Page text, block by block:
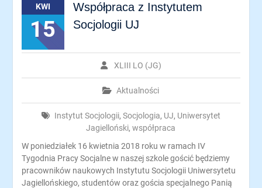
KWI
15
Współpraca z Instytutem
Socjologii UJ
XLIII LO (JG)
Aktualności
Instytut Socjologii, Socjologia, UJ, Uniwersytet
Jagielloński,współpraca
W poniedziałek 16 kwietnia 2018 roku w ramach IV
Tygodnia Pracy Socjalne w naszej szkole gościć będziemy
pracowników naukowych Instytutu Socjologii Uniwersytetu
Jagiellońskiego, studentów oraz gościa specjalnego Panią